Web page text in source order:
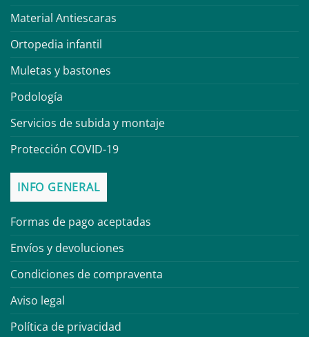
Material Antiescaras
Ortopedia infantil
Muletas y bastones
Podología
Servicios de subida y montaje
Protección COVID-19
INFO GENERAL
Formas de pago aceptadas
Envíos y devoluciones
Condiciones de compraventa
Aviso legal
Política de privacidad